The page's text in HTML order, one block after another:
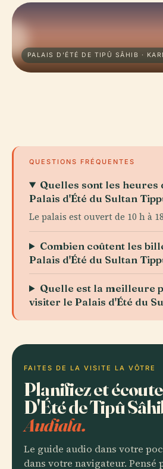
PALAIS D'ÉTÉ DE TIPÛ SÂHIB ·
QUESTIONS FRÉQUENTES
Quelles sont les heures
Palais d'Été du Sultan
Le palais est ouvert de 10 h à
Combien coûtent les
Palais d'Été du Sultan
Quelle est la meilleure
visiter le Palais d'Été du
FAITES DE LA VISITE LA VÔTRE
Planifiez et
D'Été de Tipû
Audiala.
Le guide audio dans votre
dans votre navigateur. Pensé